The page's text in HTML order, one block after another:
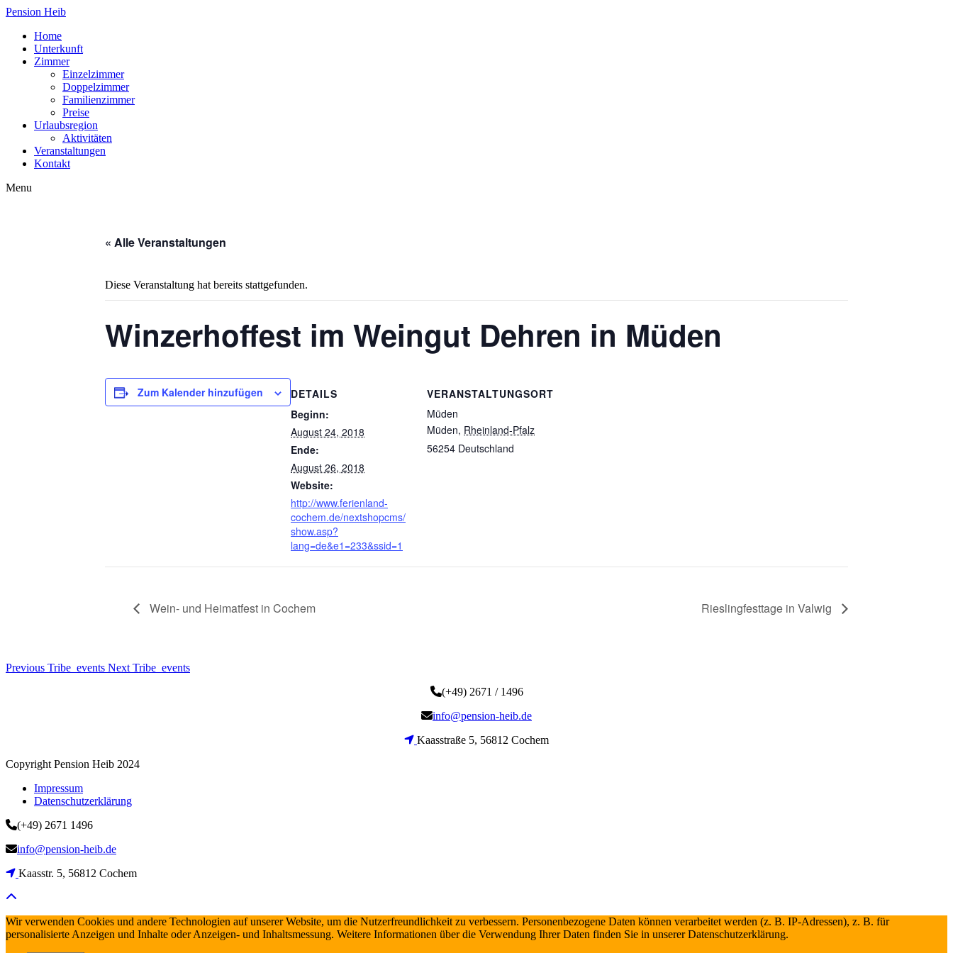
Pension Heib
Home
Unterkunft
Zimmer
Einzelzimmer
Doppelzimmer
Familienzimmer
Preise
Urlaubsregion
Aktivitäten
Veranstaltungen
Kontakt
Menu
« Alle Veranstaltungen
Diese Veranstaltung hat bereits stattgefunden.
Winzerhoffest im Weingut Dehren in Müden
Zum Kalender hinzufügen
DETAILS
Beginn:
August 24, 2018
Ende:
August 26, 2018
Website:
http://www.ferienland-
cochem.de/nextshopcms/
show.asp?
lang=de&e1=233&ssid=1
VERANSTALTUNGSORT
Müden
Müden, Rheinland-Pfalz
56254 Deutschland
Wein- und Heimatfest in Cochem Rieslingfesttage in Valwig
Previous Tribe_events Next Tribe_events
(+49) 2671 / 1496
info@pension-heib.de
Kaasstraße 5, 56812 Cochem
Copyright Pension Heib 2024
Impressum
Datenschutzerklärung
(+49) 2671 1496
info@pension-heib.de
Kaasstr. 5, 56812 Cochem
Wir verwenden Cookies und andere Technologien auf unserer Website, um die Nutzerfreundlichkeit zu verbessern. Personenbezogene Daten können verarbeitet werden (z. B. IP-Adressen), z. B. für
personalisierte Anzeigen und Inhalte oder Anzeigen- und Inhaltsmessung. Weitere Informationen über die Verwendung Ihrer Daten finden Sie in unserer Datenschutzerklärung.